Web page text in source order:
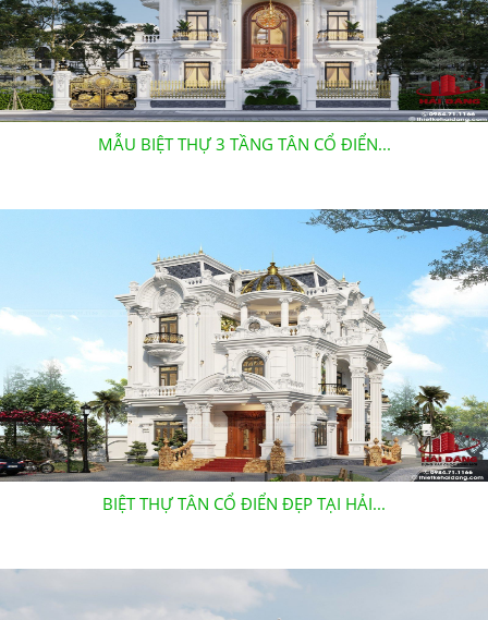
MẪU BIỆT THỰ 3 TẦNG TÂN CỔ ĐIỂN...
BIỆT THỰ TÂN CỔ ĐIỂN ĐẸP TẠI HẢI...